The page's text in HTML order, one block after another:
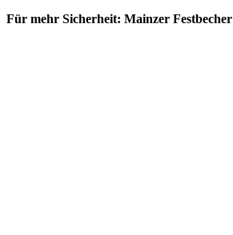
Für mehr Sicherheit: Mainzer Festbecher